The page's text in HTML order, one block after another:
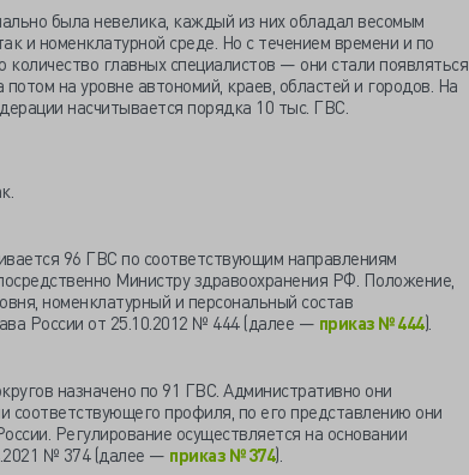
была невелика, каждый из них обладал весомым
и номенклатурной среде. Но с течением времени и по
количество главных специалистов — они стали появляться
на уровне автономий, краев, областей и городов. На
насчитывается порядка 10 тыс. ГВС.
96 ГВС по соответствующим направлениям
Министру здравоохранения РФ. Положение,
номенклатурный и персональный состав
России от 25.10.2012 № 444 (далее — приказ № 444).
назначено по 91 ГВС. Административно они
профиля, по его представлению они
Регулирование осуществляется на основании
№ 374 (далее — приказ № 374).